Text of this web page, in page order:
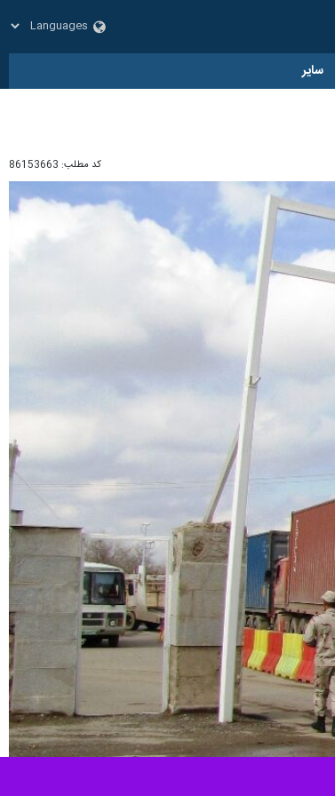
سایر
کد مطلب: 86153663